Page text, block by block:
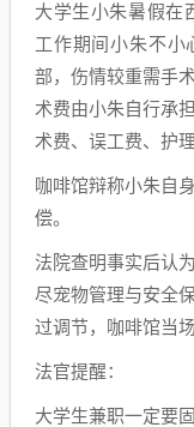
大学生小朱暑假在
工作期间小朱不小
部，伤情较重需手
术费由小朱自行承
术费、误工费、护
咖啡馆辩称小朱自
偿。
法院查明事实后认
尽宠物管理与安全
过调节，咖啡馆当
法官提醒：
大学生兼职一定要